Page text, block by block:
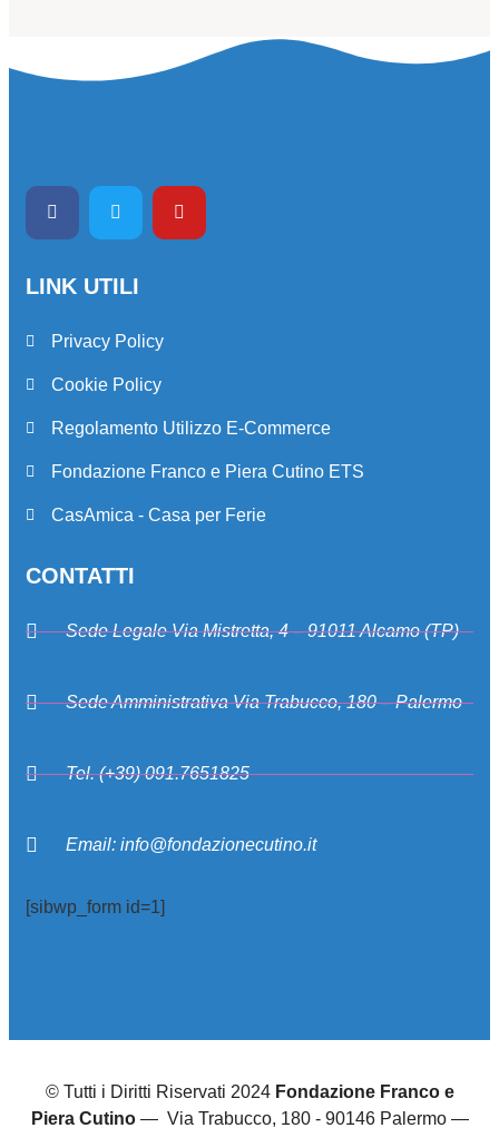
LINK UTILI
Privacy Policy
Cookie Policy
Regolamento Utilizzo E-Commerce
Fondazione Franco e Piera Cutino ETS
CasAmica - Casa per Ferie
CONTATTI
Sede Legale Via Mistretta, 4 – 91011 Alcamo (TP)
Sede Amministrativa Via Trabucco, 180 – Palermo
Tel. (+39) 091.7651825
Email: info@fondazionecutino.it
[sibwp_form id=1]
© Tutti i Diritti Riservati 2024 Fondazione Franco e
Piera Cutino — Via Trabucco, 180 - 90146 Palermo —